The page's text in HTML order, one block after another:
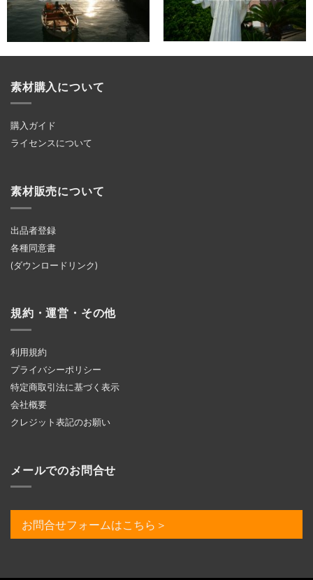
素材購入について
購入ガイド
ライセンスについて
素材販売について
出品者登録
各種同意書
(ダウンロードリンク)
規約・運営・その他
利用規約
プライバシーポリシー
特定商取引法に基づく表示
会社概要
クレジット表記のお願い
メールでのお問合せ
お問合せフォームはこちら＞